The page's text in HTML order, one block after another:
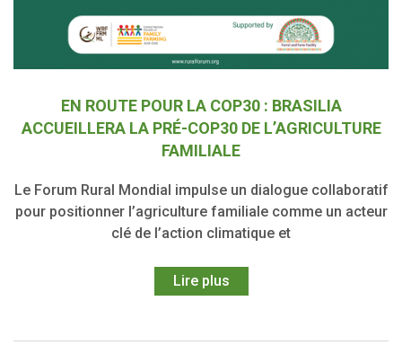
EN ROUTE POUR LA COP30 : BRASILIA
ACCUEILLERA LA PRÉ-COP30 DE L’AGRICULTURE
FAMILIALE
Le Forum Rural Mondial impulse un dialogue collaboratif
pour positionner l’agriculture familiale comme un acteur
clé de l’action climatique et
Lire plus